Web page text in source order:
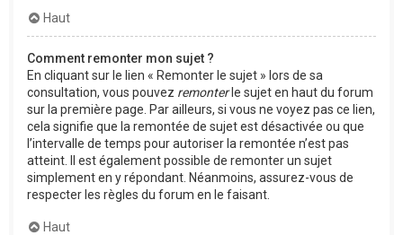
Haut
Comment remonter mon sujet ?
En cliquant sur le lien « Remonter le sujet » lors de sa
consultation, vous pouvez remonterle sujet en haut du forum
sur la première page. Par ailleurs, si vous ne voyez pas ce lien,
cela signifie que la remontée de sujet est désactivée ou que
l’intervalle de temps pour autoriser la remontée n’est pas
atteint. Il est également possible de remonter un sujet
simplement en y répondant. Néanmoins, assurez-vous de
respecter les règles du forum en le faisant.
Haut